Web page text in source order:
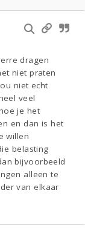
dragen
niet praten
niet echt
veel
je het
en dan is het
willen
belasting
bijvoorbeeld
alleen te
van elkaar